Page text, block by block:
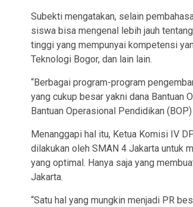
Subekti mengatakan, selain
siswa bisa mengenal lebih jauh
tinggi yang mempunyai kompetensi
Teknologi Bogor, dan lain lain.
“Berbagai program-program
yang cukup besar yakni dana Bantuan
Bantuan Operasional Pendidikan
Menanggapi hal itu, Ketua Komisi IV
dilakukan oleh SMAN 4 Jakarta untuk
yang optimal. Hanya saja yang
Jakarta.
“Satu hal yang mungkin menjadi PR